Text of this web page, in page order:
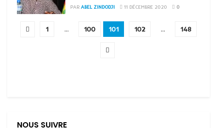
PAR ABEL ZINDODJI 11 DÉCEMBRE 2020 0
1 … 100 101 102 … 148
NOUS SUIVRE